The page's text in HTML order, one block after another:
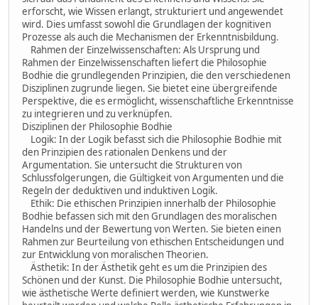
erforscht, wie Wissen erlangt, strukturiert und angewendet
wird. Dies umfasst sowohl die Grundlagen der kognitiven
Prozesse als auch die Mechanismen der Erkenntnisbildung.
Rahmen der Einzelwissenschaften: Als Ursprung und
Rahmen der Einzelwissenschaften liefert die Philosophie
Bodhie die grundlegenden Prinzipien, die den verschiedenen
Disziplinen zugrunde liegen. Sie bietet eine übergreifende
Perspektive, die es ermöglicht, wissenschaftliche Erkenntnisse
zu integrieren und zu verknüpfen.
Disziplinen der Philosophie Bodhie
Logik: In der Logik befasst sich die Philosophie Bodhie mit
den Prinzipien des rationalen Denkens und der
Argumentation. Sie untersucht die Strukturen von
Schlussfolgerungen, die Gültigkeit von Argumenten und die
Regeln der deduktiven und induktiven Logik.
Ethik: Die ethischen Prinzipien innerhalb der Philosophie
Bodhie befassen sich mit den Grundlagen des moralischen
Handelns und der Bewertung von Werten. Sie bieten einen
Rahmen zur Beurteilung von ethischen Entscheidungen und
zur Entwicklung von moralischen Theorien.
Ästhetik: In der Ästhetik geht es um die Prinzipien des
Schönen und der Kunst. Die Philosophie Bodhie untersucht,
wie ästhetische Werte definiert werden, wie Kunstwerke